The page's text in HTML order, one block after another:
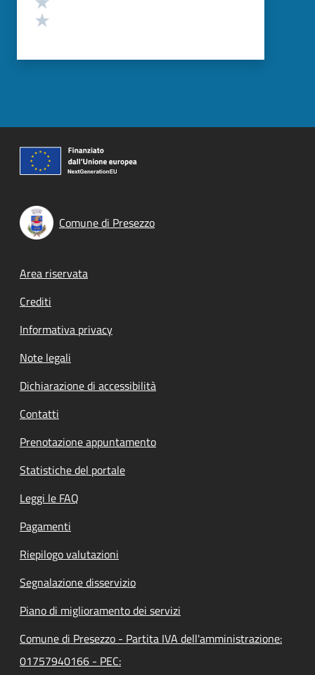
Comune di Presezzo
Footer menu
Area riservata
Crediti
Informativa privacy
Note legali
Dichiarazione di accessibilità
Contatti
Prenotazione appuntamento
Statistiche del portale
Leggi le FAQ
Pagamenti
Riepilogo valutazioni
Segnalazione disservizio
Piano di miglioramento dei servizi
Comune di Presezzo - Partita IVA dell'amministrazione:
01757940166 - PEC: